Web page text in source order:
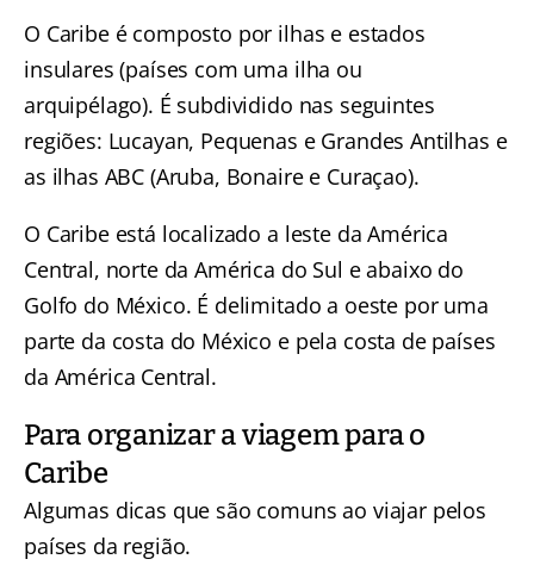
O Caribe é composto por ilhas e estados
insulares (países com uma ilha ou
arquipélago). É subdividido nas seguintes
regiões: Lucayan, Pequenas e Grandes Antilhas e
as ilhas ABC (Aruba, Bonaire e Curaçao).
O Caribe está localizado a leste da América
Central, norte da América do Sul e abaixo do
Golfo do México. É delimitado a oeste por uma
parte da costa do México e pela costa de países
da América Central.
Para organizar a viagem para o
Caribe
Algumas dicas que são comuns ao viajar pelos
países da região.